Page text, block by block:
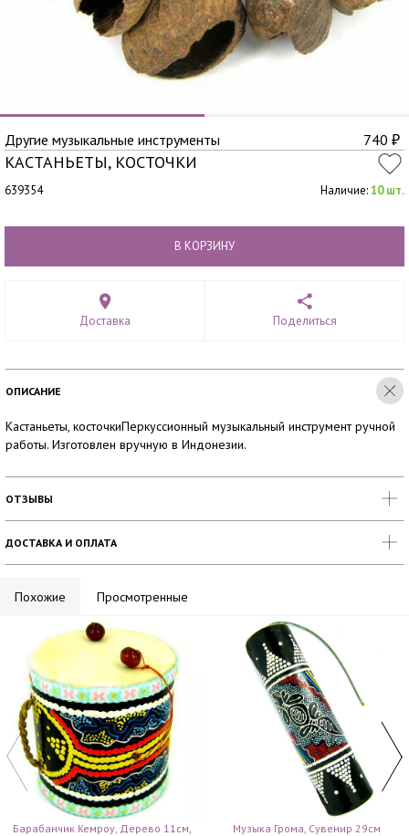
Другие музыкальные инструменты 740 ₽
КАСТАНЬЕТЫ, КОСТОЧКИ
639354 Наличие:10 шт.
В КОРЗИНУ
Доставка Поделиться
ОПИСАНИЕ
Кастаньеты, косточкиПеркуссионный музыкальный инструмент ручной
работы. Изготовлен вручную в Индонезии.
ОТЗЫВЫ
ДОСТАВКА И ОПЛАТА
Похожие Просмотренные
Барабанчик Кемроу, Дерево 11см, Музыка Грома, Сувенир 29см